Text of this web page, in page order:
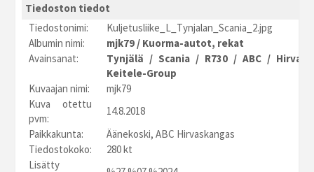
Tiedoston tiedot
Tiedostonimi:
Kuljetusliike_L_Tynjalan_Scania_2.jpg
Albumin nimi:
mjk79 / Kuorma-autot, rekat
Avainsanat:
Tynjälä /Scania / R730/ ABC/
Keitele-Group
Kuvaajan nimi:
mjk79
Kuva otettu
pvm:
14.8.2018
Paikkakunta:
Äänekoski, ABC Hirvaskangas
Tiedostokoko:
280 kt
Lisätty